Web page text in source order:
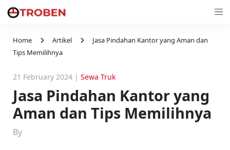
Home Artikel
Jasa Pindahan Kantor yang Aman dan
Tips Memilihnya
21 February 2024 | Sewa Truk
Jasa Pindahan Kantor yang
Aman dan Tips Memilihnya
By